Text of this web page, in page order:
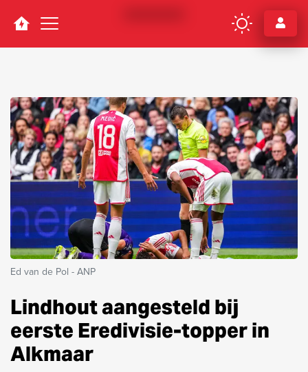
Navigation
Ed van de Pol - ANP
Lindhout aangesteld bij
eerste Eredivisie-topper in
Alkmaar